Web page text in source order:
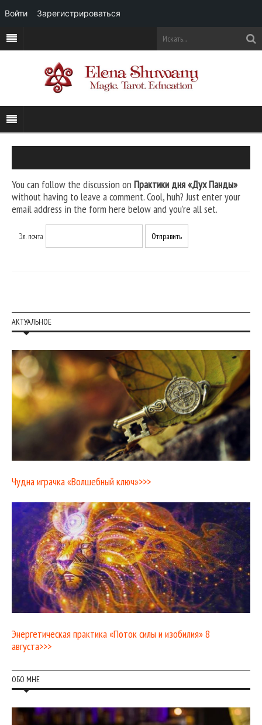
You can follow the discussion on Практики дня «Дух Панды»
without having to leave a comment. Cool, huh? Just enter your
email address in the form here below and you’re all set.
Эл. почта
АКТУАЛЬНОЕ
Чудна играчка «Волшебный ключ»>>>
Энергетическая практика «Поток силы и изобилия» 8
августа>>>
ОБО МНЕ
Войти Зарегистрироваться